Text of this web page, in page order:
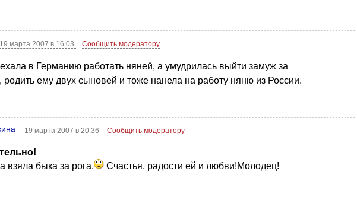
19 марта 2007 в 16:03 Сообщить модератору
в Германию работать няней, а умудрилась выйти замуж за
родить ему двух сыновей и тоже нанела на работу няню из России.
19 марта 2007 в 20:36 Сообщить модератору
взяла быка за рога.
Счастья, радости ей и любви!Молодец!